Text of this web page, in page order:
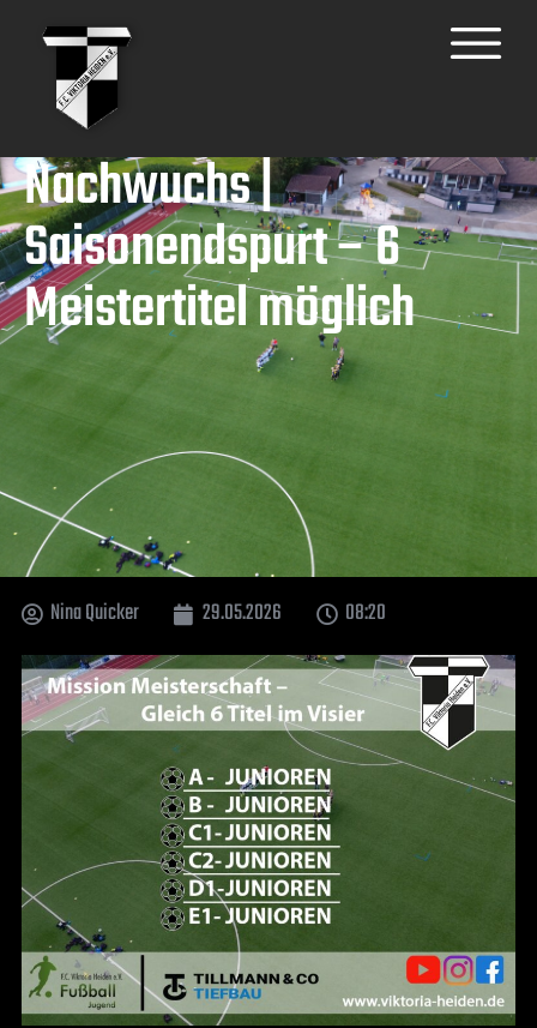
Nachwuchs |
Saisonendspurt – 6
Meistertitel möglich
Nina Quicker 29.05.2026 08:20